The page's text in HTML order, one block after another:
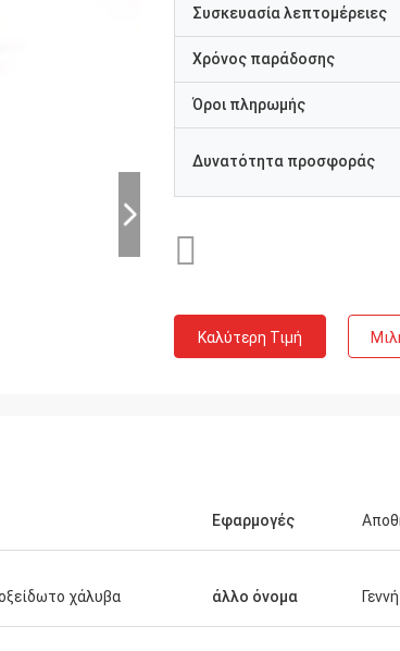
Συσκευασία λεπτομέρειες
Χρόνος παράδοσης
Όροι πληρωμής
Δυνατότητα προσφοράς
Καλύτερη Τιμή
Εφαρμογές
χάλυβα άλλο όνομα